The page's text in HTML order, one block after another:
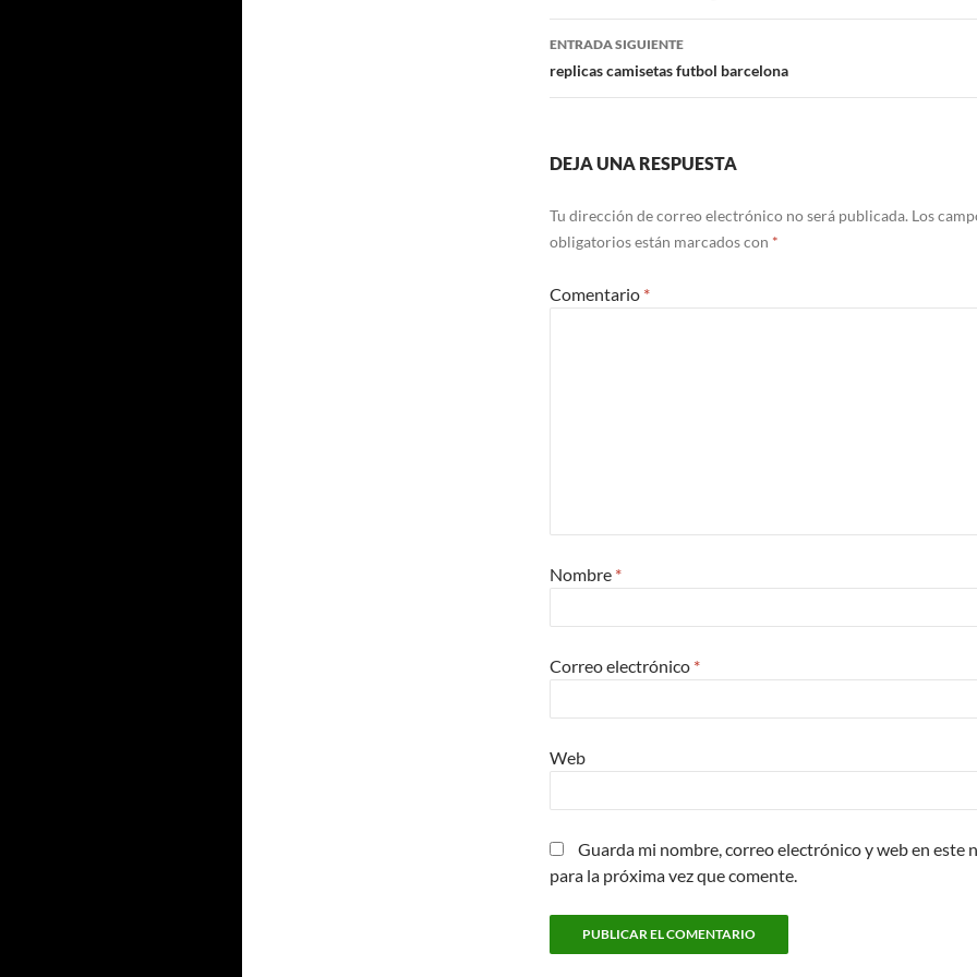
entradas
ENTRADA SIGUIENTE
replicas camisetas futbol barcelona
DEJA UNA RESPUESTA
Tu dirección de correo electrónico no será publicada. Los
obligatorios están marcados con *
Comentario *
Nombre *
Correo electrónico *
Web
Guarda mi nombre, correo electrónico y web en este
para la próxima vez que comente.